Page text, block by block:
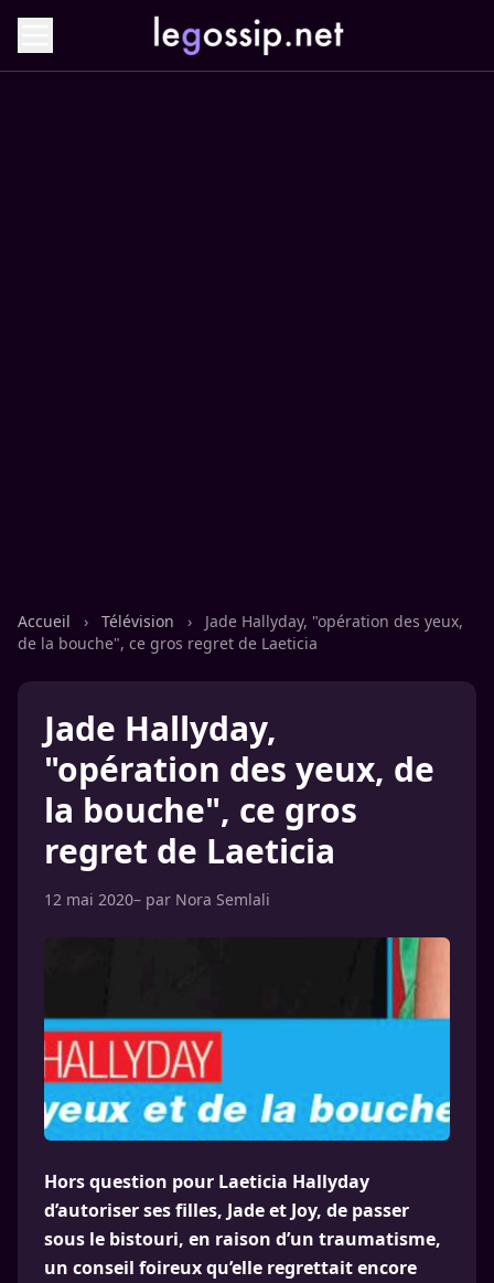
Accueil › Télévision ›
Jade Hallyday, "opération des yeux,
de la bouche", ce gros regret de Laeticia
Jade Hallyday,
"opération des yeux, de
la bouche", ce gros
regret de Laeticia
12 mai 2020– par Nora Semlali
Hors question pour Laeticia Hallyday
d’autoriser ses filles, Jade et Joy, de passer
sous le bistouri, en raison d’un traumatisme,
un conseil foireux qu’elle regrettait encore